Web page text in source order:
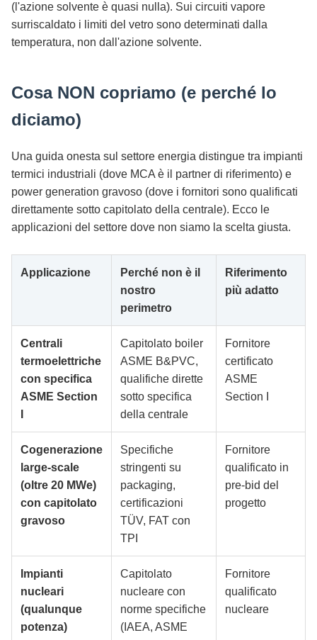
(l'azione solvente è quasi nulla). Sui circuiti vapore
surriscaldato i limiti del vetro sono determinati dalla
temperatura, non dall'azione solvente.
Cosa NON copriamo (e perché lo
diciamo)
Una guida onesta sul settore energia distingue tra impianti
termici industriali (dove MCA è il partner di riferimento) e
power generation gravoso (dove i fornitori sono qualificati
direttamente sotto capitolato della centrale). Ecco le
applicazioni del settore dove non siamo la scelta giusta.
Applicazione
Perché non è il
nostro
perimetro
Riferimento
più adatto
Centrali
termoelettriche
con specifica
ASME Section
Capitolato boiler
ASME B&PVC,
qualifiche dirette
sotto specifica
della centrale
Fornitore
certificato
ASME
Section I
Cogenerazione
large-scale
(oltre 20 MWe)
con capitolato
gravoso
Specifiche
stringenti su
packaging,
certificazioni
TÜV, FAT con
TPI
Fornitore
qualificato in
pre-bid del
progetto
Impianti
nucleari
(qualunque
potenza)
Capitolato
nucleare con
norme specifiche
(IAEA, ASME
Fornitore
qualificato
nucleare